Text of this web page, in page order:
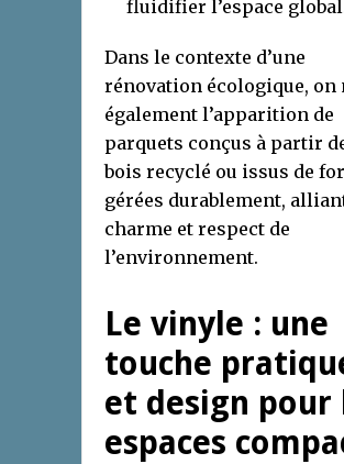
fluidifier l’espace
Dans le contexte d’une
rénovation écologique, on
également l’apparition de
parquets conçus à partir
bois recyclé ou issus de
gérées durablement,
charme et respect de
l’environnement.
Le vinyle : une
touche
et design pour
espaces